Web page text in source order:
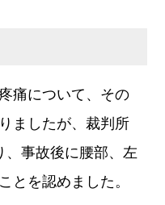
痛について、その
ましたが、裁判所
、事故後に腰部、左
とを認めました。